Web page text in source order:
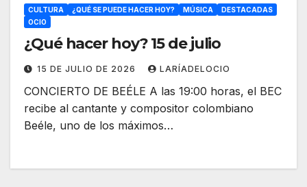
CULTURA ¿QUÉ SE PUEDE HACER HOY? MÚSICA
DESTACADAS
OCIO
¿Qué hacer hoy? 15 de julio
15 DE JULIO DE 2026 LARÍADELOCIO
CONCIERTO DE BEÉLE A las 19:00 horas, el BEC
recibe al cantante y compositor colombiano
Beéle, uno de los máximos…